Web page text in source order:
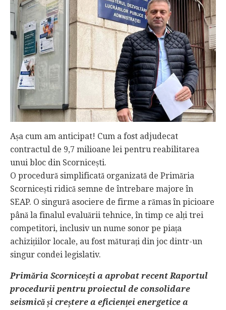
Așa cum am anticipat! Cum a fost adjudecat
contractul de 9,7 milioane lei pentru reabilitarea
unui bloc din Scornicești.
O procedură simplificată organizată de Primăria
Scornicești ridică semne de întrebare majore în
SEAP. O singură asociere de firme a rămas în picioare
până la finalul evaluării tehnice, în timp ce alți trei
competitori, inclusiv un nume sonor pe piața
achizițiilor locale, au fost măturați din joc dintr-un
singur condei legislativ.
Primăria Scornicești a aprobat recent Raportul
procedurii pentru proiectul de consolidare
seismică și creștere a eficienței energetice a